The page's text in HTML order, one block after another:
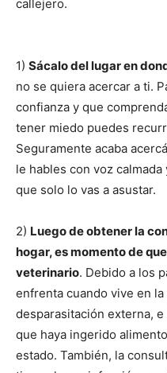
callejero.
1) Sácalo del lugar en
no se quiera acercar a ti.
confianza y que
tener miedo puedes
Seguramente acaba
le hables con voz
que solo lo vas a asustar.
2) Luego de obtener la
hogar, es momento de
veterinario. Debido a los
enfrenta cuando vive en
desparasitación externa,
que haya ingerido
estado. También, la